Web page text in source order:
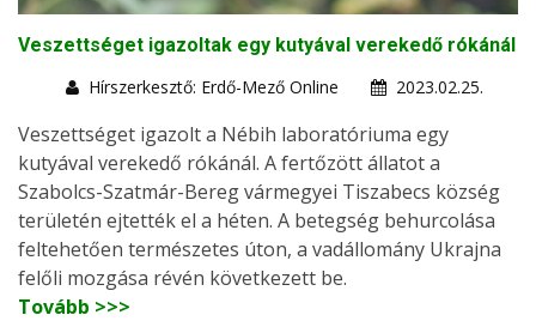
Veszettséget igazoltak egy kutyával verekedő rókánál
Hírszerkesztő: Erdő-Mező Online
2023.02.25.
Veszettséget igazolt a Nébih laboratóriuma egy
kutyával verekedő rókánál. A fertőzött állatot a
Szabolcs-Szatmár-Bereg vármegyei Tiszabecs község
területén ejtették el a héten. A betegség behurcolása
feltehetően természetes úton, a vadállomány Ukrajna
felőli mozgása révén következett be.
Tovább >>>